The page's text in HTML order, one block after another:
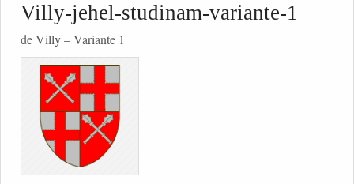
Villy-jehel-studinam-variante-1
de Villy – Variante 1